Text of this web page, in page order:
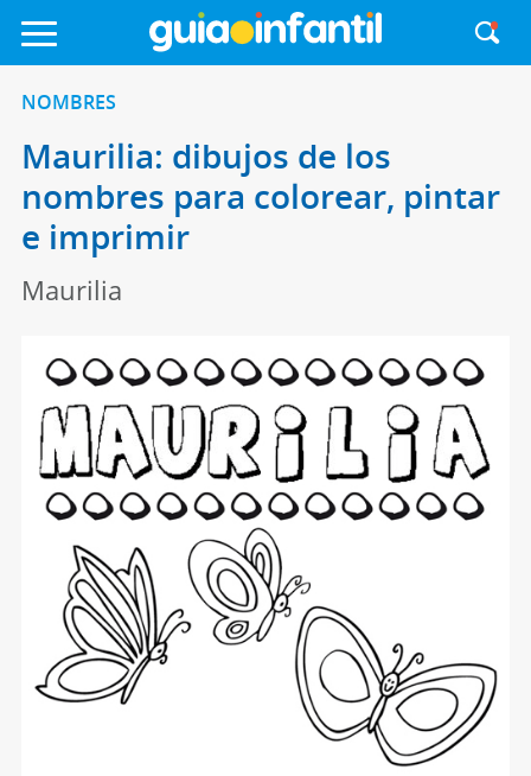
NOMBRES
Maurilia: dibujos de los
nombres para colorear, pintar
e imprimir
Maurilia